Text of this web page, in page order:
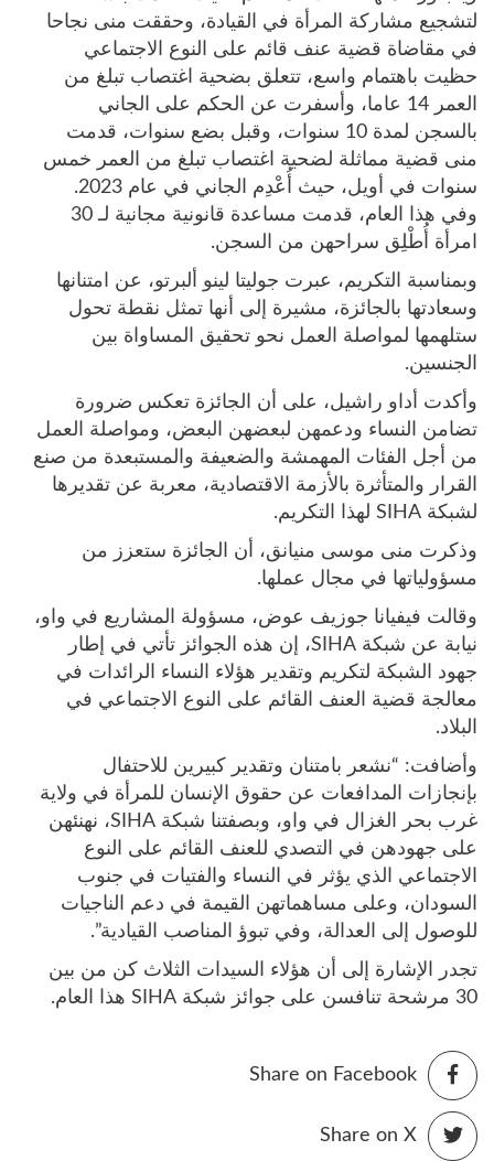
لتشجيع مشاركة المرأة في القيادة، وحققت منى نجاحا
في مقاضاة قضية عنف قائم على النوع الاجتماعي
حظيت باهتمام واسع، تتعلق بضحية اغتصاب تبلغ من
العمر 14 عاما، وأسفرت عن الحكم على الجاني
بالسجن لمدة 10 سنوات، وقبل بضع سنوات، قدمت
منى قضية مماثلة لضحية اغتصاب تبلغ من العمر خمس
سنوات في أويل، حيث أُعْدِم الجاني في عام 2023.
وفي هذا العام، قدمت مساعدة قانونية مجانية لـ 30
امرأة أُطْلِق سراحهن من السجن.
وبمناسبة التكريم، عبرت جوليتا لينو ألبرتو، عن امتنانها
وسعادتها بالجائزة، مشيرة إلى أنها تمثل نقطة تحول
ستلهمها لمواصلة العمل نحو تحقيق المساواة بين
الجنسين.
وأكدت أداو راشيل، على أن الجائزة تعكس ضرورة
تضامن النساء ودعمهن لبعضهن البعض، ومواصلة العمل
من أجل الفئات المهمشة والضعيفة والمستبعدة من صنع
القرار والمتأثرة بالأزمة الاقتصادية، معربة عن تقديرها
لشبكة SIHA لهذا التكريم.
وذكرت منى موسى منيانق، أن الجائزة ستعزز من
مسؤولياتها في مجال عملها.
وقالت فيفيانا جوزيف عوض، مسؤولة المشاريع في واو،
نيابة عن شبكة SIHA، إن هذه الجوائز تأتي في إطار
جهود الشبكة لتكريم وتقدير هؤلاء النساء الرائدات في
معالجة قضية العنف القائم على النوع الاجتماعي في
البلاد.
وأضافت: “نشعر بامتنان وتقدير كبيرين للاحتفال
بإنجازات المدافعات عن حقوق الإنسان للمرأة في ولاية
غرب بحر الغزال في واو، وبصفتنا شبكة SIHA، نهنئهن
على جهودهن في التصدي للعنف القائم على النوع
الاجتماعي الذي يؤثر في النساء والفتيات في جنوب
السودان، وعلى مساهماتهن القيمة في دعم الناجيات
للوصول إلى العدالة، وفي تبوؤ المناصب القيادية”.
تجدر الإشارة إلى أن هؤلاء السيدات الثلاث كن من بين
30 مرشحة تنافسن على جوائز شبكة SIHA هذا العام.
Share on Facebook
Share on X